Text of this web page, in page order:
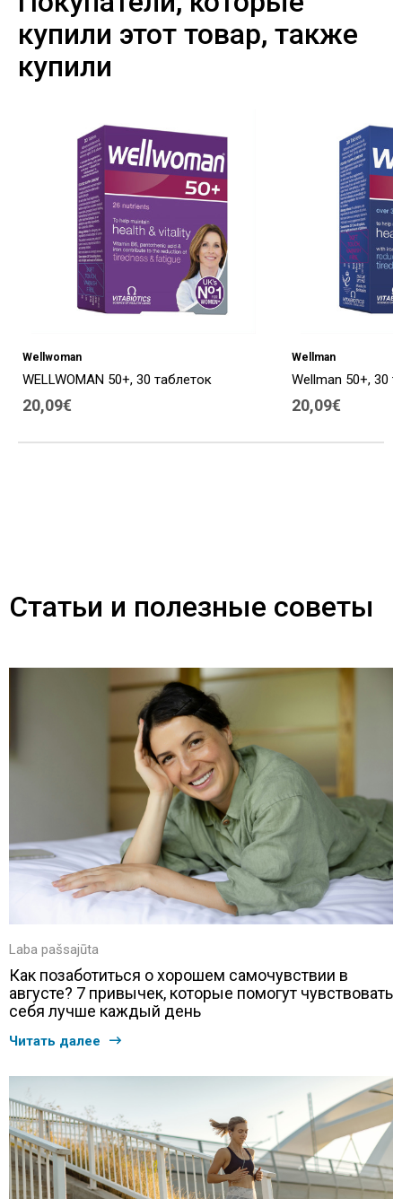
купили этот товар, также
купили
Wellwoman
WELLWOMAN 50+, 30 таблеток
20,09€
Wellman
Wellman 50+, 30
20,09€
Статьи и полезные советы
Laba pašsajūta
Как позаботиться о хорошем самочувствии в
августе? 7 привычек, которые помогут чувствовать
себя лучше каждый день
Читать далее